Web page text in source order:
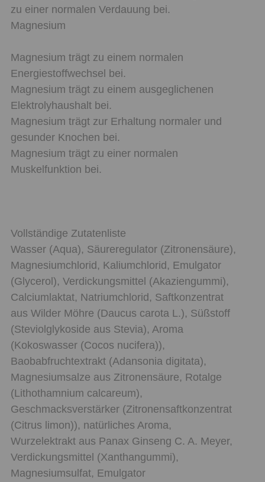
zu einer normalen Verdauung bei.
Magnesium
Magnesium trägt zu einem normalen
Energiestoffwechsel bei.
Magnesium trägt zu einem ausgeglichenen
Elektrolyhaushalt bei.
Magnesium trägt zur Erhaltung normaler und
gesunder Knochen bei.
Magnesium trägt zu einer normalen
Muskelfunktion bei.
Vollständige Zutatenliste
Wasser (Aqua), Säureregulator (Zitronensäure),
Magnesiumchlorid, Kaliumchlorid, Emulgator
(Glycerol), Verdickungsmittel (Akaziengummi),
Calciumlaktat, Natriumchlorid, Saftkonzentrat
aus Wilder Möhre (Daucus carota L.), Süßstoff
(Steviolglykoside aus Stevia), Aroma
(Kokoswasser (Cocos nucifera)),
Baobabfruchtextrakt (Adansonia digitata),
Magnesiumsalze aus Zitronensäure, Rotalge
(Lithothamnium calcareum),
Geschmacksverstärker (Zitronensaftkonzentrat
(Citrus limon)), natürliches Aroma,
Wurzelektrakt aus Panax Ginseng C. A. Meyer,
Verdickungsmittel (Xanthangummi),
Magnesiumsulfat, Emulgator